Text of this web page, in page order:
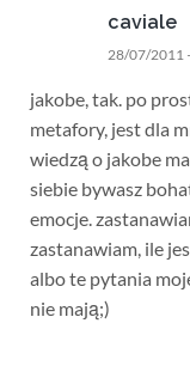
caviale
28/07/2011
jakobe, tak. po
metafory, jest dla
wiedzą o jakobe
siebie bywasz
emocje.
zastanawiam, ile
albo te pytania
nie mają;)